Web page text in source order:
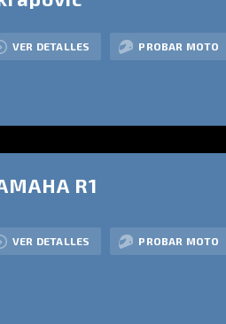
VER DETALLES PROBAR MOTO
R1
VER DETALLES PROBAR MOTO